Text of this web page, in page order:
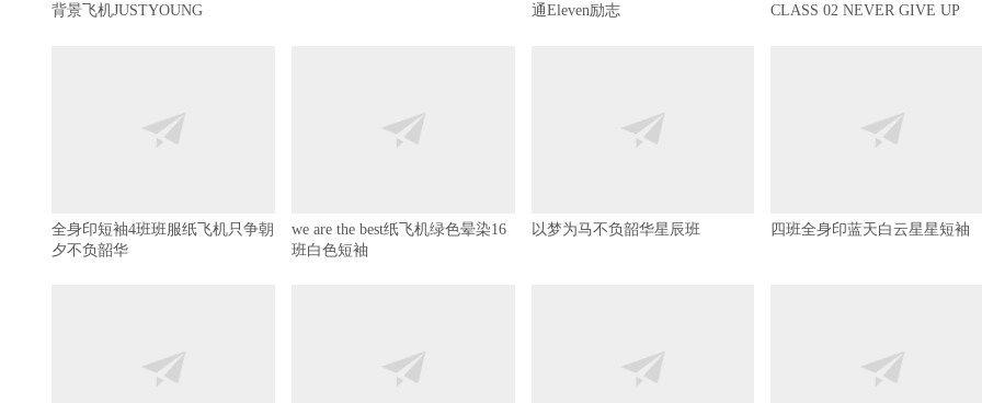
背景飞机JUSTYOUNG
通Eleven励志
CLASS 02 NEVER GIVE UP
全身印短袖4班班服纸飞机只争朝
夕不负韶华
we are the best纸飞机绿色晕染16
班白色短袖
以梦为马不负韶华星辰班 四班全身印蓝天白云星星短袖